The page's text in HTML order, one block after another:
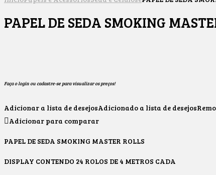
PAPEL DE SEDA SMOKING
Faça o login ou cadastre-se para visualizar os preços!
Adicionar a lista de desejosAdicionado a lista de desejos
Adicionar para comparar
PAPEL DE SEDA SMOKING MASTER ROLLS
DISPLAY CONTENDO 24 ROLOS DE 4 METROS CADA